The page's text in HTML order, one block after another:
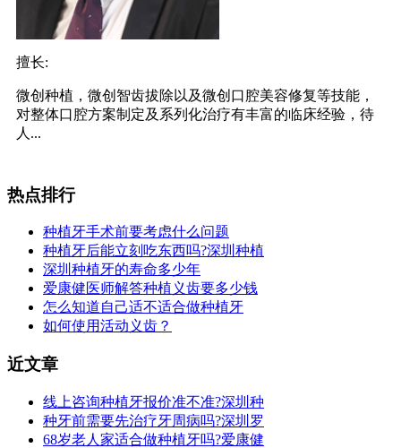
擅长:
微创种植，微创智齿拔除以及微创口腔美容修复等技能，
对整体口腔方案制定及系列化治疗有丰富的临床经验，待
人...
热点排行
种植牙手术前要考虑什么问题
种植牙后能立刻吃东西吗?深圳种植
深圳种植牙的寿命多少年
爱康健医师解答种植义齿要多少钱
怎么知道自己适不适合做种植牙
如何使用活动义齿？
近文章
线上咨询种植牙报价准不准?深圳种
种牙前需要先治疗牙周病吗?深圳罗
68岁老人家适合做种植牙吗?爱康健